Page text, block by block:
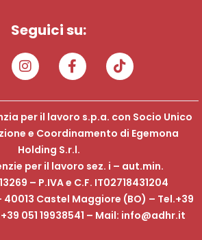
Seguici su:
per il lavoro s.p.a. con Socio Unico
e Coordinamento di Egemona
Holding S.r.l.
per il lavoro sez. i – aut.min.
– P.IVA e C.F. IT02718431204
40013 Castel Maggiore (BO) – Tel.+39
051 19938541 – Mail: info@adhr.it